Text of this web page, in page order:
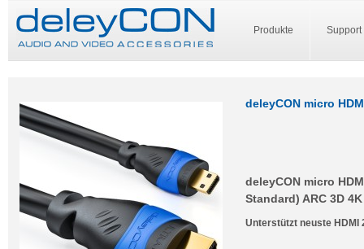
Produkte Support
deleyCON micro
deleyCON micro
Standard) ARC 3D
Unterstützt neuste HDMI